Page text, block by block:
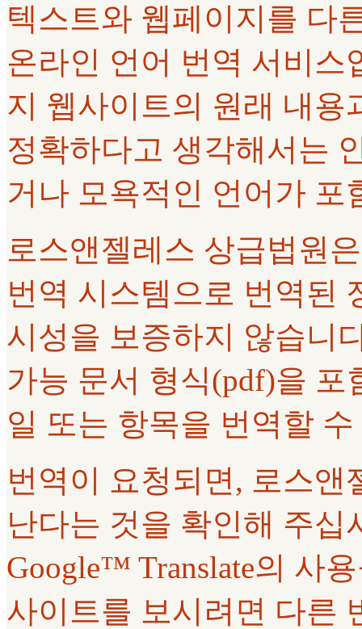
텍스트와 웹페이지를 다
온라인 언어 번역 서비스
지 웹사이트의 원래 내용
정확하다고 생각해서는
거나 모욕적인 언어가 포
로스앤젤레스 상급법원
번역 시스템으로 번역된
시성을 보증하지 않습니
가능 문서 형식(pdf)을
일 또는 항목을 번역할
번역이 요청되면, 로스
난다는 것을 확인해 주
Google™ Translate의 사
사이트를 보시려면 다른